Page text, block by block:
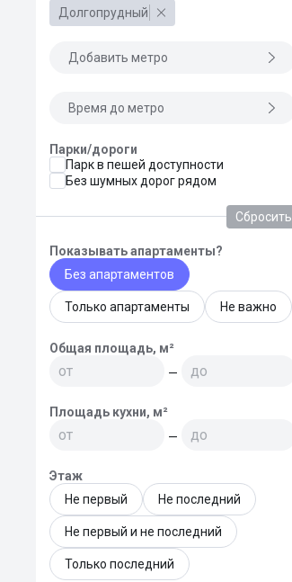
Долгопрудный
Добавить метро
Время до метро
Парки/дороги
Парк в пешей доступности
Без шумных дорог рядом
Сбросить
Показывать апартаменты?
Без апартаментов
Только апартаменты Не важно
Общая площадь, м²
—
Площадь кухни, м²
—
Этаж
Не первый
Не последний
Не первый и не последний
Только последний